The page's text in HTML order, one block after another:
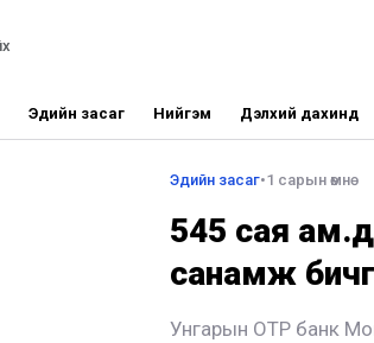
Эдийн засаг Нийгэм Дэлхий дахинд
Эдийн засаг•1 сарын өмнө
545 сая
санамж
Унгарын OTP банк